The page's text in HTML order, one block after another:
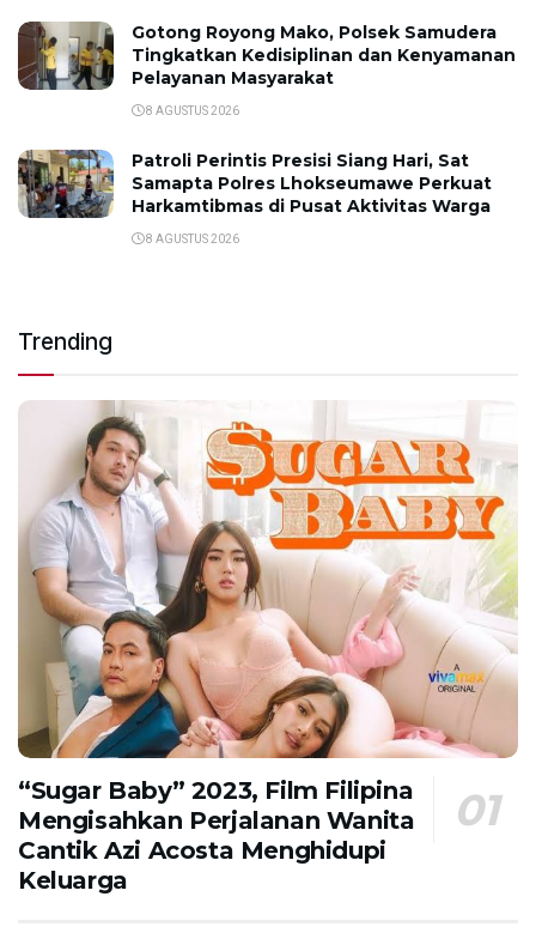
Gotong Royong Mako, Polsek Samudera
Tingkatkan Kedisiplinan dan Kenyamanan
Pelayanan Masyarakat
8 AGUSTUS 2026
Patroli Perintis Presisi Siang Hari, Sat
Samapta Polres Lhokseumawe Perkuat
Harkamtibmas di Pusat Aktivitas Warga
8 AGUSTUS 2026
Trending
“Sugar Baby” 2023, Film Filipina
Mengisahkan Perjalanan Wanita
Cantik Azi Acosta Menghidupi
Keluarga